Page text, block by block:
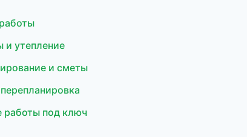
утепление
и сметы
под ключ